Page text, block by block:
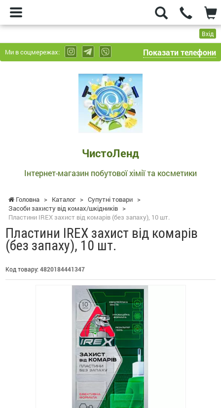
Вхід
Ми в соцмережах: Показати телефони
ЧистоЛенд
Інтернет-магазин побутової хімії та косметики
Головна > Каталог > Супутні товари >
Засоби захисту від комах/шкідників >
Пластини IREX захист від комарів (без запаху), 10 шт.
Пластини IREX захист від комарів
(без запаху), 10 шт.
Код товару: 4820184441347